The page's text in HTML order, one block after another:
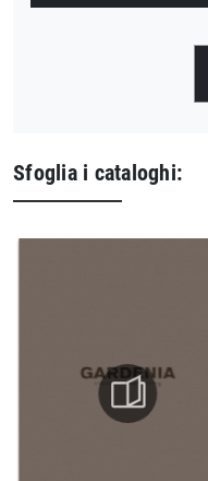
Sfoglia i cataloghi: